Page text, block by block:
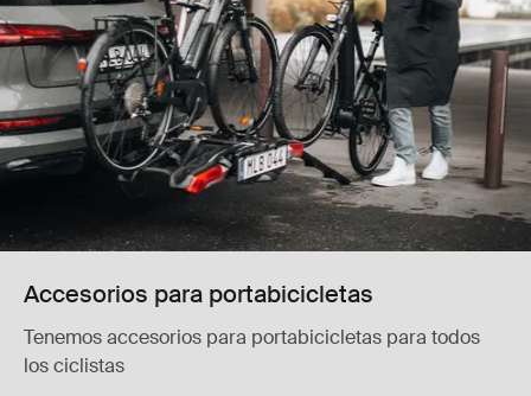
Accesorios para portabicicletas
Tenemos accesorios para portabicicletas para todos
los ciclistas